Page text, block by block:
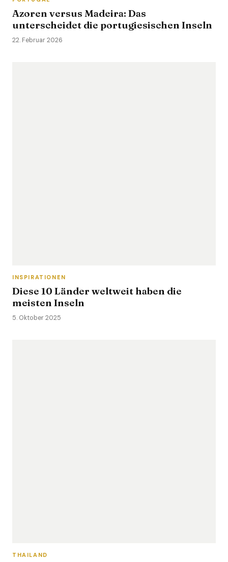
Azoren versus Madeira: Das
unterscheidet die portugiesischen Inseln
22. Februar 2026
INSPIRATIONEN
Diese 10 Länder weltweit haben die
meisten Inseln
5. Oktober 2025
THAILAND